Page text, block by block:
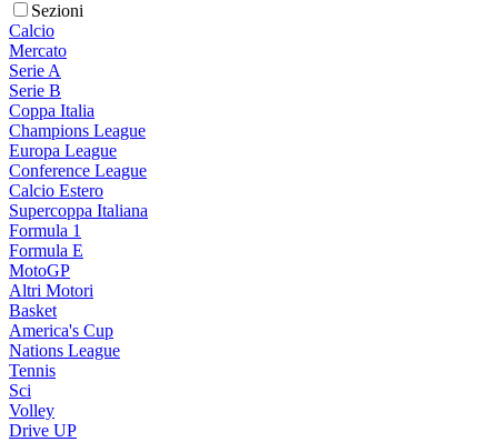
Sezioni
Calcio
Mercato
Serie A
Serie B
Coppa Italia
Champions League
Europa League
Conference League
Calcio Estero
Supercoppa Italiana
Formula 1
Formula E
MotoGP
Altri Motori
Basket
America's Cup
Nations League
Tennis
Sci
Volley
Drive UP